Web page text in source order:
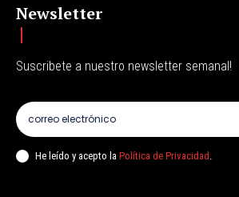
Newsletter
Suscribete a nuestro newsletter semanal!
He leído y acepto la Política de Privacidad